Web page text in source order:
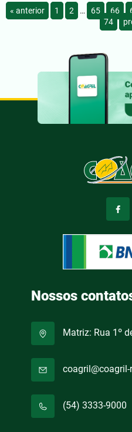
« anterior 1 2 … 65 66
74
Nossos
Matriz: Rua 1º
(54) 3333-9000